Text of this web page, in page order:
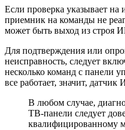
Если проверка указывает на
приемник на команды не
может быть выход из строя
Для подтверждения или
неисправность, следует
несколько команд с панели
все работает, значит,
В любом случае,
ТВ-панели следует
квалифицированному